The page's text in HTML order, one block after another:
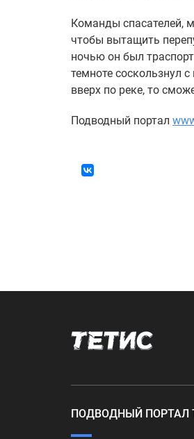
Команды спасателей,
чтобы вытащить
ночью он был
темноте соскользнул
вверх по реке, то
Подводный портал
ПОДВОДНЫЙ ПОРТАЛ